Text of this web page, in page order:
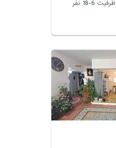
ظرفیت 6-18 نفر